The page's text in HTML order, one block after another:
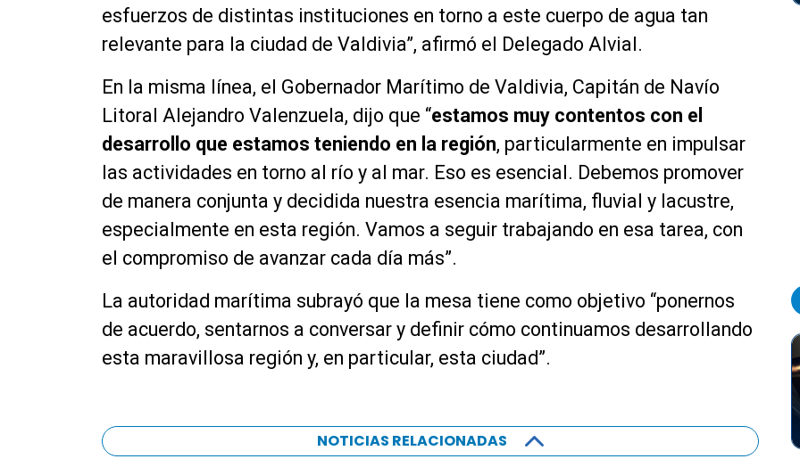
esfuerzos de distintas instituciones en torno a este cuerpo de agua tan
relevante para la ciudad de Valdivia”, afirmó el Delegado Alvial.
En la misma línea, el Gobernador Marítimo de Valdivia, Capitán de Navío
Litoral Alejandro Valenzuela, dijo que “estamos muy contentos con el
desarrollo que estamos teniendo en la región, particularmente en impulsar
las actividades en torno al río y al mar. Eso es esencial. Debemos promover
de manera conjunta y decidida nuestra esencia marítima, fluvial y lacustre,
especialmente en esta región. Vamos a seguir trabajando en esa tarea, con
el compromiso de avanzar cada día más”.
La autoridad marítima subrayó que la mesa tiene como objetivo “ponernos
de acuerdo, sentarnos a conversar y definir cómo continuamos desarrollando
esta maravillosa región y, en particular, esta ciudad”.
NOTICIAS RELACIONADAS